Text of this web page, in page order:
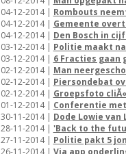
04-12-2014 | Rombouts
04-12-2014 | Gemeente
04-12-2014 | Den Bosch in
03-12-2014 | Politie maakt
03-12-2014 | 6 Fracties gaan
02-12-2014 | Man
02-12-2014 | Piersondebat
02-12-2014 | Groepsfoto
01-12-2014 | Conferentie
30-11-2014 | Dode Lowie
28-11-2014 | 'Back to the
27-11-2014 | Politie pakt 5
26-11-2014 | Via app